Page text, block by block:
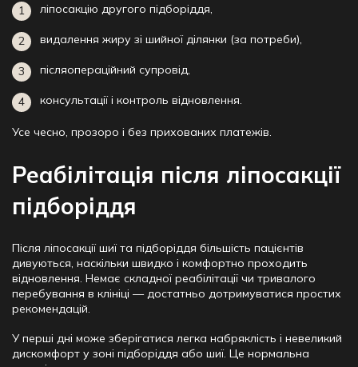
ліпосакцію другого підборіддя,
видалення жиру зі шийної ділянки (за потреби),
післяопераційний супровід,
консультації і контроль відновлення.
Усе чесно, прозоро і без прихованих платежів.
Реабілітація після ліпосакції
підборіддя
Після ліпосакції шиї та підборіддя більшість пацієнтів
дивуються, наскільки швидко і комфортно проходить
відновлення. Немає складної реабілітації чи тривалого
перебування в клініці — достатньо дотримуватися простих
рекомендацій.
У перші дні може зберігатися легка набряклість і невеликий
дискомфорт у зоні підборіддя або шиї. Це нормальна